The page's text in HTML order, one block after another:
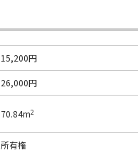
15,200円
26,000円
70.84m2
所有権